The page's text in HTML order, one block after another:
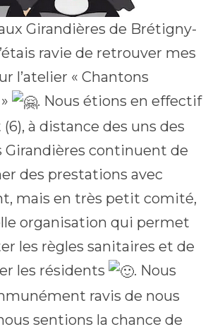
Girandières de Brétigny-
ravie de retrouver mes
l’atelier « Chantons
. Nous étions en effectif
à distance des uns des
Girandières continuent de
des prestations avec
mais en très petit comité,
organisation qui permet
les règles sanitaires et de
les résidents
. Nous
ravis de nous
sentions la chance de